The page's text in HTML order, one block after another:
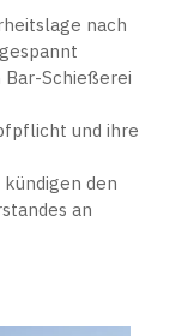
nach
Bar-Schießerei
und ihre
kündigen den
an